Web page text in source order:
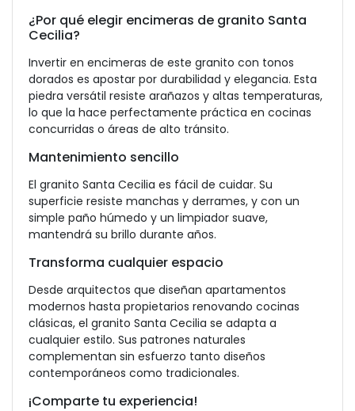
¿Por qué elegir encimeras de granito Santa
Cecilia?
Invertir en encimeras de este granito con tonos
dorados es apostar por durabilidad y elegancia. Esta
piedra versátil resiste arañazos y altas temperaturas,
lo que la hace perfectamente práctica en cocinas
concurridas o áreas de alto tránsito.
Mantenimiento sencillo
El granito Santa Cecilia es fácil de cuidar. Su
superficie resiste manchas y derrames, y con un
simple paño húmedo y un limpiador suave,
mantendrá su brillo durante años.
Transforma cualquier espacio
Desde arquitectos que diseñan apartamentos
modernos hasta propietarios renovando cocinas
clásicas, el granito Santa Cecilia se adapta a
cualquier estilo. Sus patrones naturales
complementan sin esfuerzo tanto diseños
contemporáneos como tradicionales.
¡Comparte tu experiencia!